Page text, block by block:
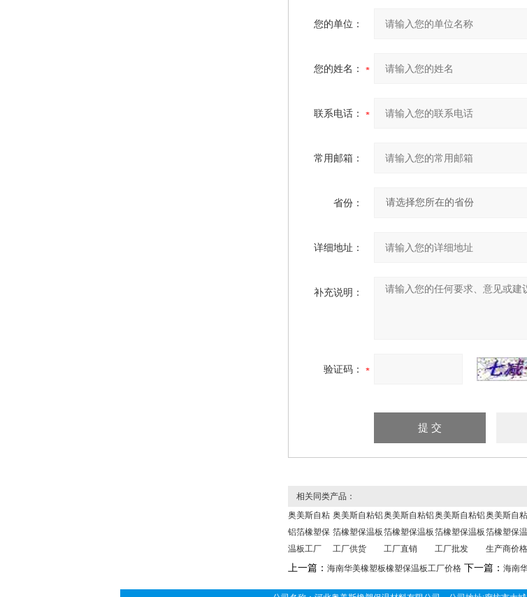
您的单位：
您的姓名：
联系电话：
常用邮箱：
省份：
详细地址：
补充说明：
验证码：
相关同类产品：
奥美斯自粘
铝箔橡塑保
温板工厂
奥美斯自粘铝
箔橡塑保温板
工厂供货
奥美斯自粘铝
箔橡塑保温板
工厂直销
奥美斯自粘铝
箔橡塑保温板
工厂批发
奥美斯自
箔橡塑保
生产商价格
上一篇： 海南华美橡塑板橡塑保温板工厂价格 下一篇： 海南